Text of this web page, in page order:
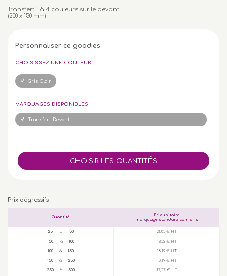
Transfert 1 à 4 couleurs sur le devant
(200 x 150 mm)
Personnaliser ce goodies
CHOISISSEZ UNE COULEUR
Gris Clair
MARQUAGES DISPONIBLES
Transfert Devant
Prix dégressifs
Quantité
Prix unitaire
marquage standard compris
25 à 50 21,83 € HT
50à 100 19,32 € HT
100 à 150 18,19 € HT
150à 250 18,19 € HT
250 à 500 17,27 € HT